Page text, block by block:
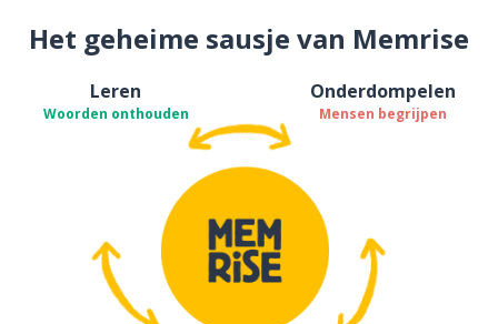
Het geheime sausje van Memrise
Leren
Woorden onthouden
Onderdompelen
Mensen begrijpen